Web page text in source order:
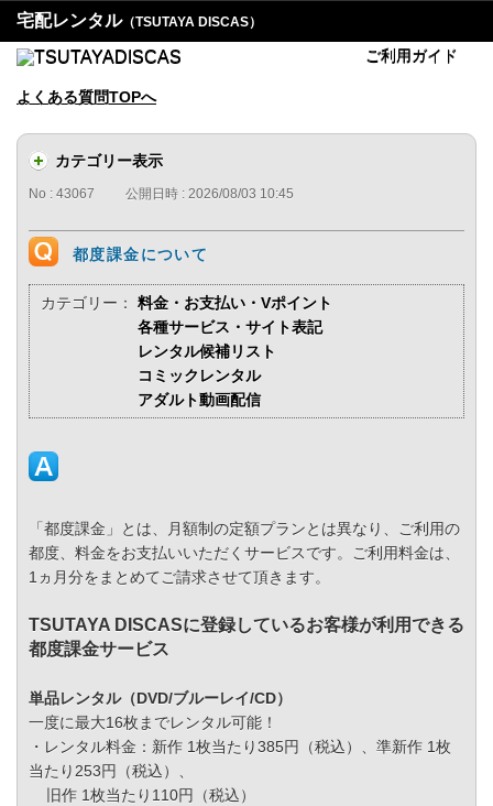
宅配レンタル（TSUTAYA DISCAS）
ご利用ガイド
よくある質問TOPへ
カテゴリー表示
No : 43067 公開日時 : 2026/08/03 10:45
都度課金について
カテゴリー：
料金・お支払い・Vポイント
各種サービス・サイト表記
レンタル候補リスト
コミックレンタル
アダルト動画配信
「都度課金」とは、月額制の定額プランとは異なり、ご利用の
都度、料金をお支払いいただくサービスです。ご利用料金は、
1ヵ月分をまとめてご請求させて頂きます。
TSUTAYA DISCASに登録しているお客様が利用できる
都度課金サービス
単品レンタル（DVD/ブルーレイ/CD）
一度に最大16枚までレンタル可能！
・レンタル料金：新作 1枚当たり385円（税込）、準新作 1枚
当たり253円（税込）、
旧作 1枚当たり110円（税込）